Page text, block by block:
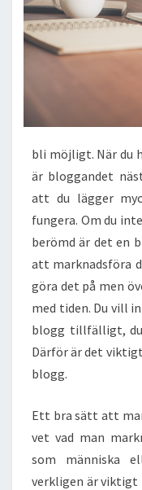
bli möjligt. När du
är bloggandet
att du lägger
fungera. Om du
berömd är det en
att marknadsföra
göra det på men
med tiden. Du vill
blogg tillfälligt,
Därför är det
blogg.
Ett bra sätt att
vet vad man
som människa
verkligen är viktigt